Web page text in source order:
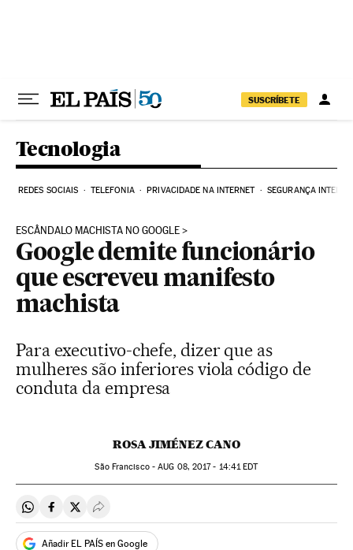
SUSCRÍBETE
Tecnologia
REDES SOCIAIS TELEFONIA PRIVACIDADE NA INTERNET SEGURANÇA
ESCÂNDALO MACHISTA NO GOOGLE
Google demite funcionário
que escreveu manifesto
machista
Para executivo-chefe, dizer que as
mulheres são inferiores viola código de
conduta da empresa
ROSA JIMÉNEZ CANO
São Francisco -AUG 08, 2017 - 14:41EDT
Compartir en Whatsapp
Compartir en Facebook
Compartir en Twitter
Desplegar Redes Sociales
Añadir EL PAÍS en Google